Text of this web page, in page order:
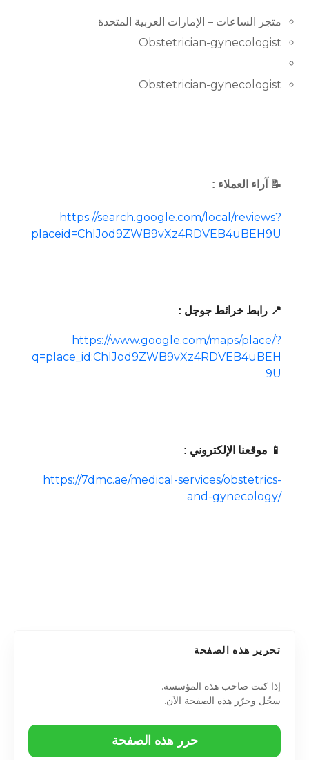
متجر الساعات – الإمارات العربية المتحدة
Obstetrician-gynecologist
Obstetrician-gynecologist
📝 آراء العملاء :
https://search.google.com/local/reviews?
placeid=ChIJod9ZWB9vXz4RDVEB4uBEH9U
📍 رابط خرائط جوجل :
https://www.google.com/maps/place/?
q=place_id:ChIJod9ZWB9vXz4RDVEB4uBEH
9U
📱 موقعنا الإلكتروني :
https://7dmc.ae/medical-services/obstetrics-
and-gynecology/
تحرير هذه الصفحة
إذا كنت صاحب هذه المؤسسة.
سجّل وحرّر هذه الصفحة الآن.
حرر هذه الصفحة